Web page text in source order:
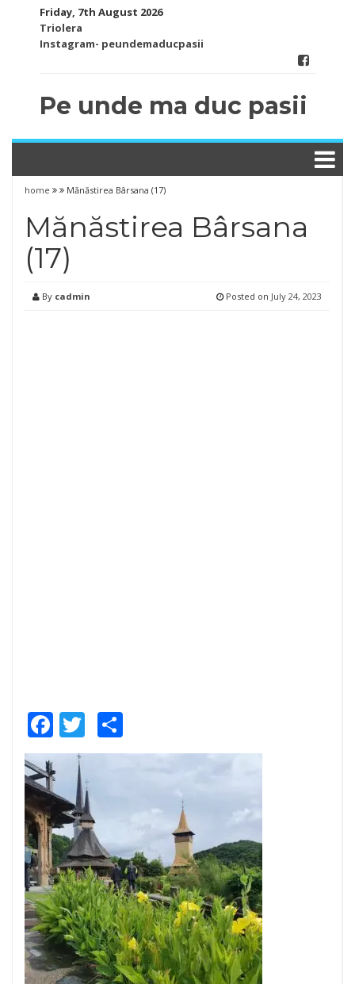
Friday, 7th August 2026
Triolera
Instagram- peundemaducpasii
Pe unde ma duc pasii
home Mănăstirea Bârsana (17)
Mănăstirea Bârsana
(17)
By cadmin Posted on July 24, 2023
Facebook
Twitter